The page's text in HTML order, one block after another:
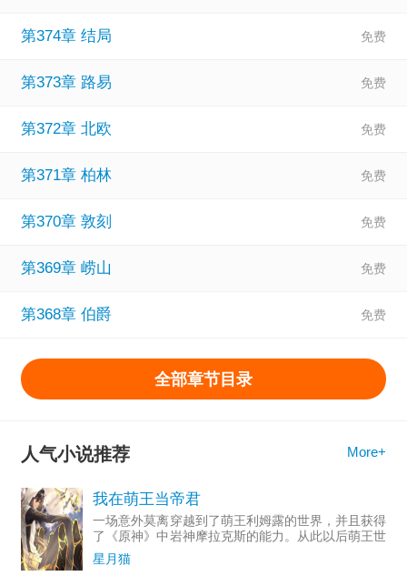
第374章 结局
第373章 路易
第372章 北欧
第371章 柏林
第370章 敦刻
第369章 崂山
第368章 伯爵
全部章节目录
人气小说推荐 More+
我在萌王当帝君
一场意外莫离穿越到了萌王利姆露的世界，并且获得
了《原神》中岩神摩拉克斯的能力。从此以后萌王世
界多了一位挥挥手就可以招呼天星的恐怖存在。原初
之红：“我本以为我的对手只有星王龙，想不到还有
星月猫